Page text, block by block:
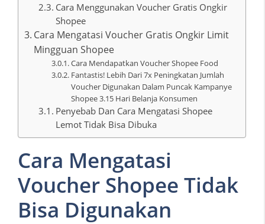
Cara Menggunakan Voucher Gratis Ongkir
Shopee
Cara Mengatasi Voucher Gratis Ongkir Limit
Mingguan Shopee
Cara Mendapatkan Voucher Shopee Food
Fantastis! Lebih Dari 7x Peningkatan Jumlah
Voucher Digunakan Dalam Puncak Kampanye
Shopee 3.15 Hari Belanja Konsumen
Penyebab Dan Cara Mengatasi Shopee
Lemot Tidak Bisa Dibuka
Cara Mengatasi
Voucher Shopee Tidak
Bisa Digunakan